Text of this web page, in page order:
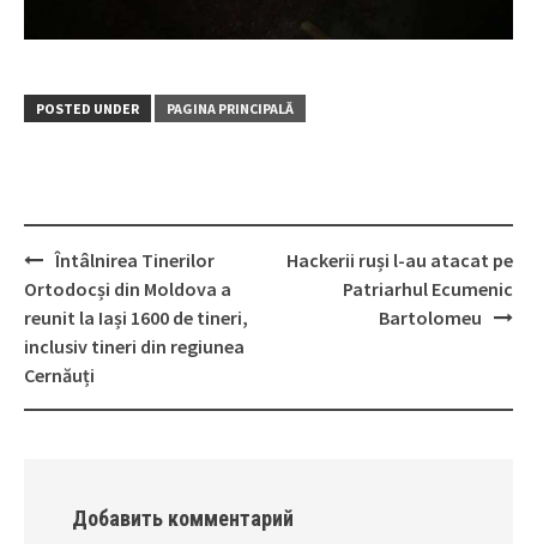
POSTED UNDER PAGINA PRINCIPALĂ
Post
navigation
Întâlnirea Tinerilor
Ortodocși din Moldova a
reunit la Iași 1600 de tineri,
inclusiv tineri din regiunea
Cernăuți
Hackerii ruși l-au atacat pe
Patriarhul Ecumenic
Bartolomeu
Добавить комментарий